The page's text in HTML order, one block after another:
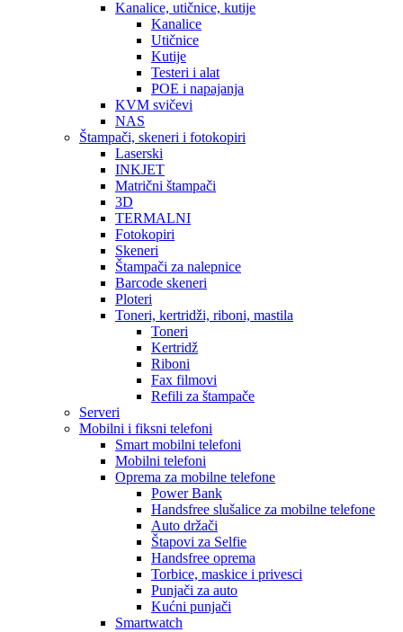
Kanalice, utičnice, kutije
Kanalice
Utičnice
Kutije
Testeri i alat
POE i napajanja
KVM svičevi
NAS
Štampači, skeneri i fotokopiri
Laserski
INKJET
Matrični štampači
3D
TERMALNI
Fotokopiri
Skeneri
Štampači za nalepnice
Barcode skeneri
Ploteri
Toneri, kertridži, riboni, mastila
Toneri
Kertridž
Riboni
Fax filmovi
Refili za štampače
Serveri
Mobilni i fiksni telefoni
Smart mobilni telefoni
Mobilni telefoni
Oprema za mobilne telefone
Power Bank
Handsfree slušalice za mobilne telefone
Auto držači
Štapovi za Selfie
Handsfree oprema
Torbice, maskice i privesci
Punjači za auto
Kućni punjači
Smartwatch